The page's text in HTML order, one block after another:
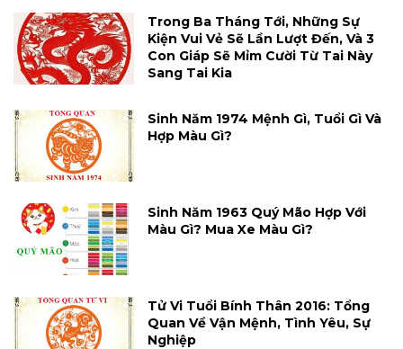
Trong Ba Tháng Tới, Những Sự
Kiện Vui Vẻ Sẽ Lần Lượt Đến, Và 3
Con Giáp Sẽ Mỉm Cười Từ Tai Này
Sang Tai Kia
Sinh Năm 1974 Mệnh Gì, Tuổi Gì Và
Hợp Màu Gì?
Sinh Năm 1963 Quý Mão Hợp Với
Màu Gì? Mua Xe Màu Gì?
Tử Vi Tuổi Bính Thân 2016: Tổng
Quan Về Vận Mệnh, Tình Yêu, Sự
Nghiệp